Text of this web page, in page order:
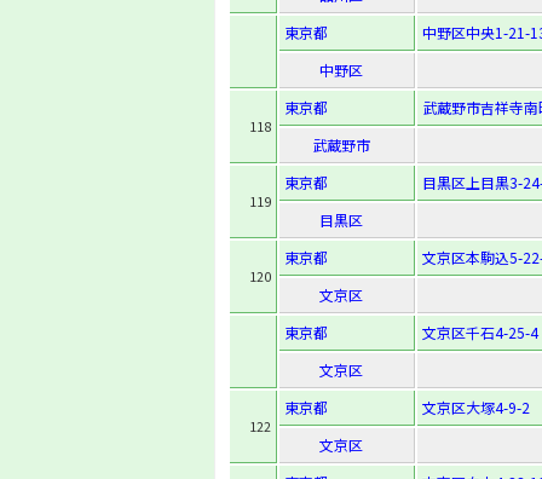
東京都
中野区中央1-21-
中野区
118
東京都
武蔵野市吉祥寺
武蔵野市
119
東京都
目黒区上目黒3-
目黒区
120
東京都
文京区本駒込5-
文京区
東京都
文京区千石4-25-4
文京区
122
東京都
文京区大塚4-9-2
文京区